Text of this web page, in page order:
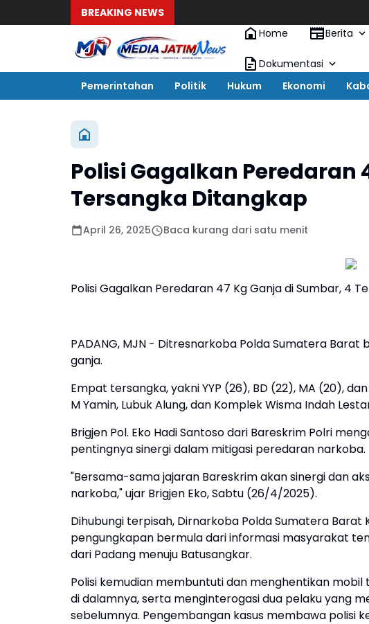
BREAKING NEWS
Home
Berita
Dokumentasi
Pemerintahan
Politik Hukum Ekonomi
Polisi Gagalkan Peredaran
Tersangka Ditangkap
April 26, 2025 Baca kurang dari satu menit
Polisi Gagalkan Peredaran 47 Kg Ganja di Sumbar, 4
PADANG, MJN - Ditresnarkoba Polda Sumatera
ganja.
Empat tersangka, yakni YYP (26), BD (22), MA (20),
M Yamin, Lubuk Alung, dan Komplek Wisma Indah
Brigjen Pol. Eko Hadi Santoso dari Bareskrim Polri
pentingnya sinergi dalam mitigasi peredaran narkoba.
"Bersama-sama jajaran Bareskrim akan sinergi dan
narkoba," ujar Brigjen Eko, Sabtu (26/4/2025).
Dihubungi terpisah, Dirnarkoba Polda Sumatera Barat
pengungkapan bermula dari informasi masyarakat
dari Padang menuju Batusangkar.
Polisi kemudian membuntuti dan menghentikan mobil
di dalamnya, serta menginterogasi dua pelaku yang
sebelumnya. Pengembangan kasus membawa polisi